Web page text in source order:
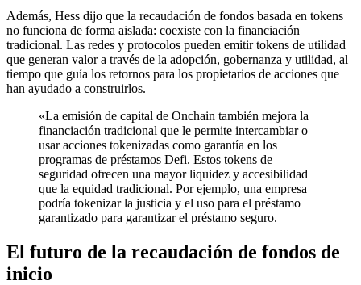
Además, Hess dijo que la recaudación de fondos basada en tokens
no funciona de forma aislada: coexiste con la financiación
tradicional. Las redes y protocolos pueden emitir tokens de utilidad
que generan valor a través de la adopción, gobernanza y utilidad, al
tiempo que guía los retornos para los propietarios de acciones que
han ayudado a construirlos.
«La emisión de capital de Onchain también mejora la
financiación tradicional que le permite intercambiar o
usar acciones tokenizadas como garantía en los
programas de préstamos Defi. Estos tokens de
seguridad ofrecen una mayor liquidez y accesibilidad
que la equidad tradicional. Por ejemplo, una empresa
podría tokenizar la justicia y el uso para el préstamo
garantizado para garantizar el préstamo seguro.
El futuro de la recaudación de fondos de
inicio